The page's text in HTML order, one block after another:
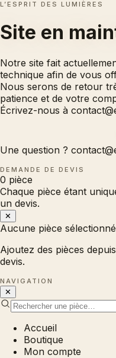
L’ESPRIT DES LUMIÈRES
Site en
Notre site fait
technique afin de vous
Nous serons de retour
patience et de votre
Écrivez-nous à
Une question ?
DEMANDE DE DEVIS
0 pièce
Chaque pièce étant
un devis.
✕
Aucune pièce
Ajoutez des pièces
devis.
NAVIGATION
✕
Accueil
Boutique
Mon compte